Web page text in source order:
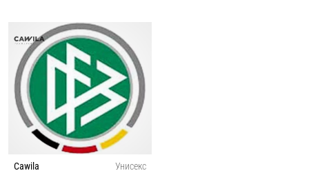
Cawila
Унисекс